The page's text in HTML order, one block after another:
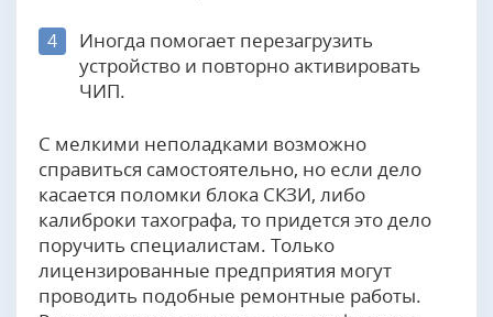
4
Иногда помогает перезагрузить
устройство и повторно активировать
ЧИП.
С мелкими неполадками возможно
справиться самостоятельно, но если дело
касается поломки блока СКЗИ, либо
калиброки тахографа, то придется это дело
поручить специалистам. Только
лицензированные предприятия могут
проводить подобные ремонтные работы.